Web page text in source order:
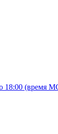
18:00 (время